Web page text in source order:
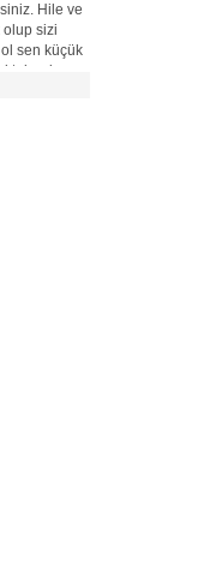
Hile ve
olup sizi
sen küçük
da